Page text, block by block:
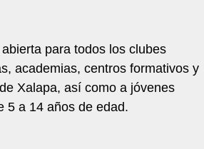
para todos los clubes
academias, centros formativos y
Xalapa, así como a jóvenes
5 a 14 años de edad.